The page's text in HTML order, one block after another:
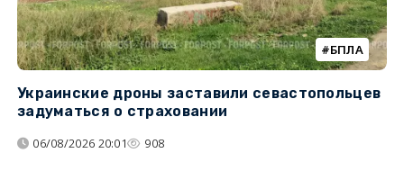
БПЛА
Украинские дроны заставили севастопольцев
задуматься о страховании
06/08/2026 20:01 908